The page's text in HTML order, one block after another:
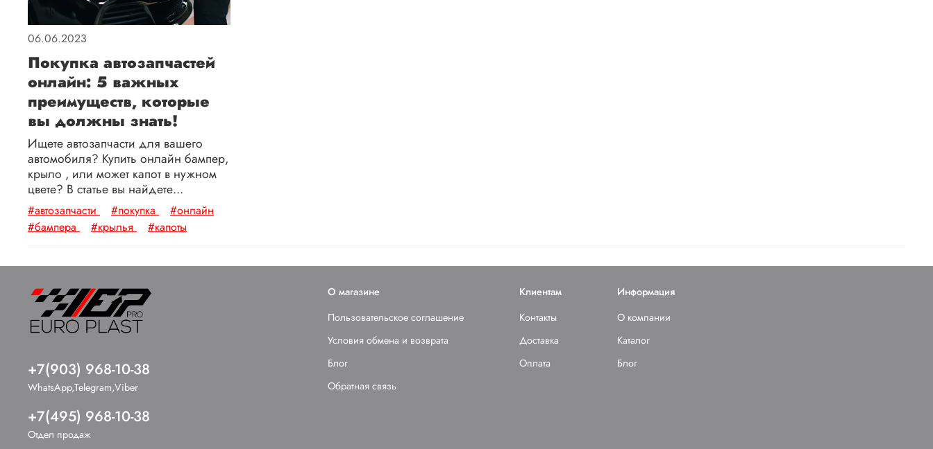
06.06.2023
Покупка автозапчастей
онлайн: 5 важных
преимуществ, которые
вы должны знать!
Ищете автозапчасти для вашего
автомобиля? Купить онлайн бампер,
крыло , или может капот в нужном
цвете? В статье вы найдете...
#автозапчасти #покупка
#онлайн
#бампера
#крылья #капоты
О магазине
Пользовательское соглашение
Условия обмена и возврата
Блог
Обратная связь
Клиентам
Контакты
Доставка
Оплата
Информация
О компании
Каталог
Блог
+7(903) 968-10-38
WhatsApp,Telegram,Viber
+7(495) 968-10-38
Отдел продаж